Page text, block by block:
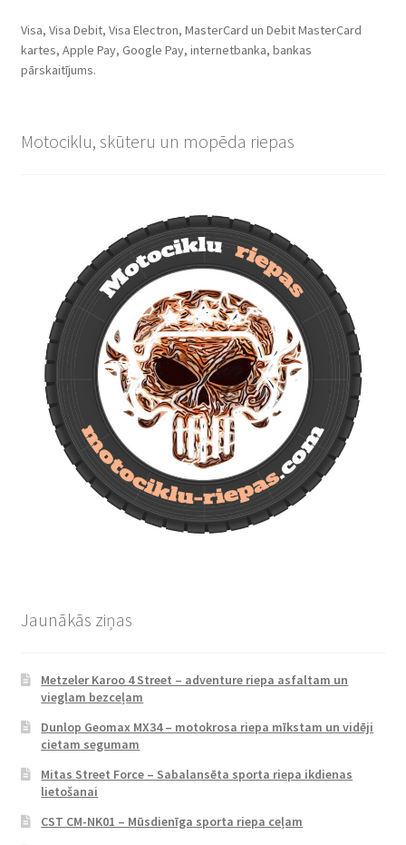
Visa, Visa Debit, Visa Electron, MasterCard un Debit MasterCard
kartes, Apple Pay, Google Pay, internetbanka, bankas
pārskaitījums.
Motociklu, skūteru un mopēda riepas
Jaunākās ziņas
Metzeler Karoo 4 Street – adventure riepa asfaltam un
vieglam bezceļam
Dunlop Geomax MX34 – motokrosa riepa mīkstam un vidēji
cietam segumam
Mitas Street Force – Sabalansēta sporta riepa ikdienas
lietošanai
CST CM-NK01 – Mūsdienīga sporta riepa ceļam